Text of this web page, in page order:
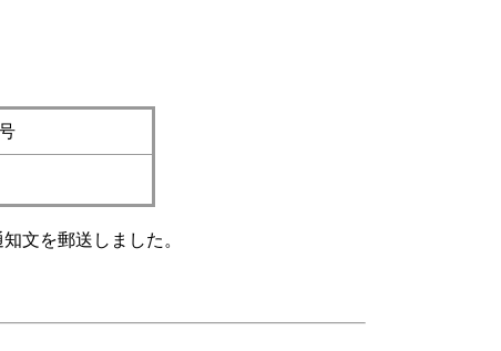
験番号
文を郵送しました。